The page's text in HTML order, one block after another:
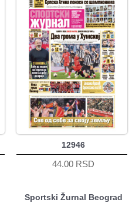
12946
44.00 RSD
Sportski Žurnal Beograd